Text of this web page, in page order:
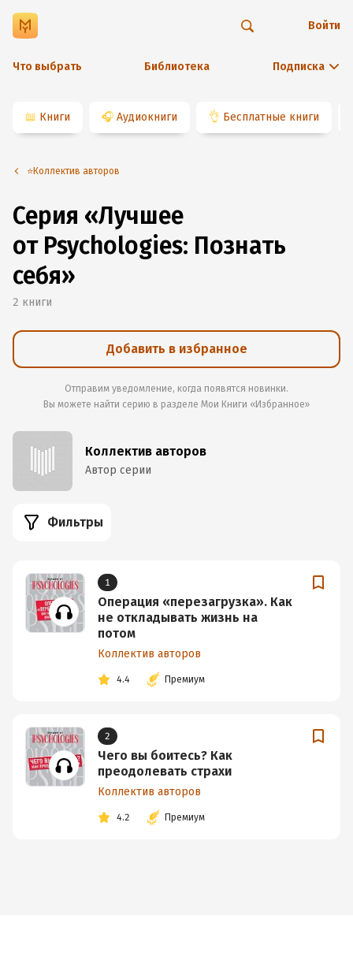
Что выбрать Библиотека Подписка
Войти
📖 Книги 🎧 Аудиокниги 👌 Бесплатные книги
⭐️Коллектив авторов
Серия «Лучшее
от Psychologies: Познать
себя»
2 книги
Добавить в избранное
Отправим уведомление, когда появятся новинки.
Вы можете найти серию в разделе Мои Книги «Избранное»
Коллектив авторов
Автор серии
Фильтры
1
Операция «перезагрузка». Как
не откладывать жизнь на
потом
Коллектив авторов
4.4 Премиум
2
Чего вы боитесь? Как
преодолевать страхи
Коллектив авторов
4.2 Премиум